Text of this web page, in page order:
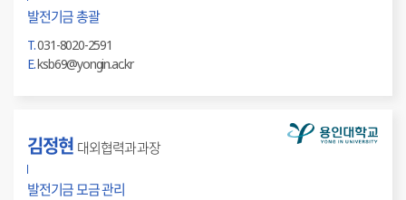
발전기금 총괄
T.031-8020-2591
E.ksb69@yongin.ac.kr
김정현 대외협력과 과장
발전기금 모금 관리